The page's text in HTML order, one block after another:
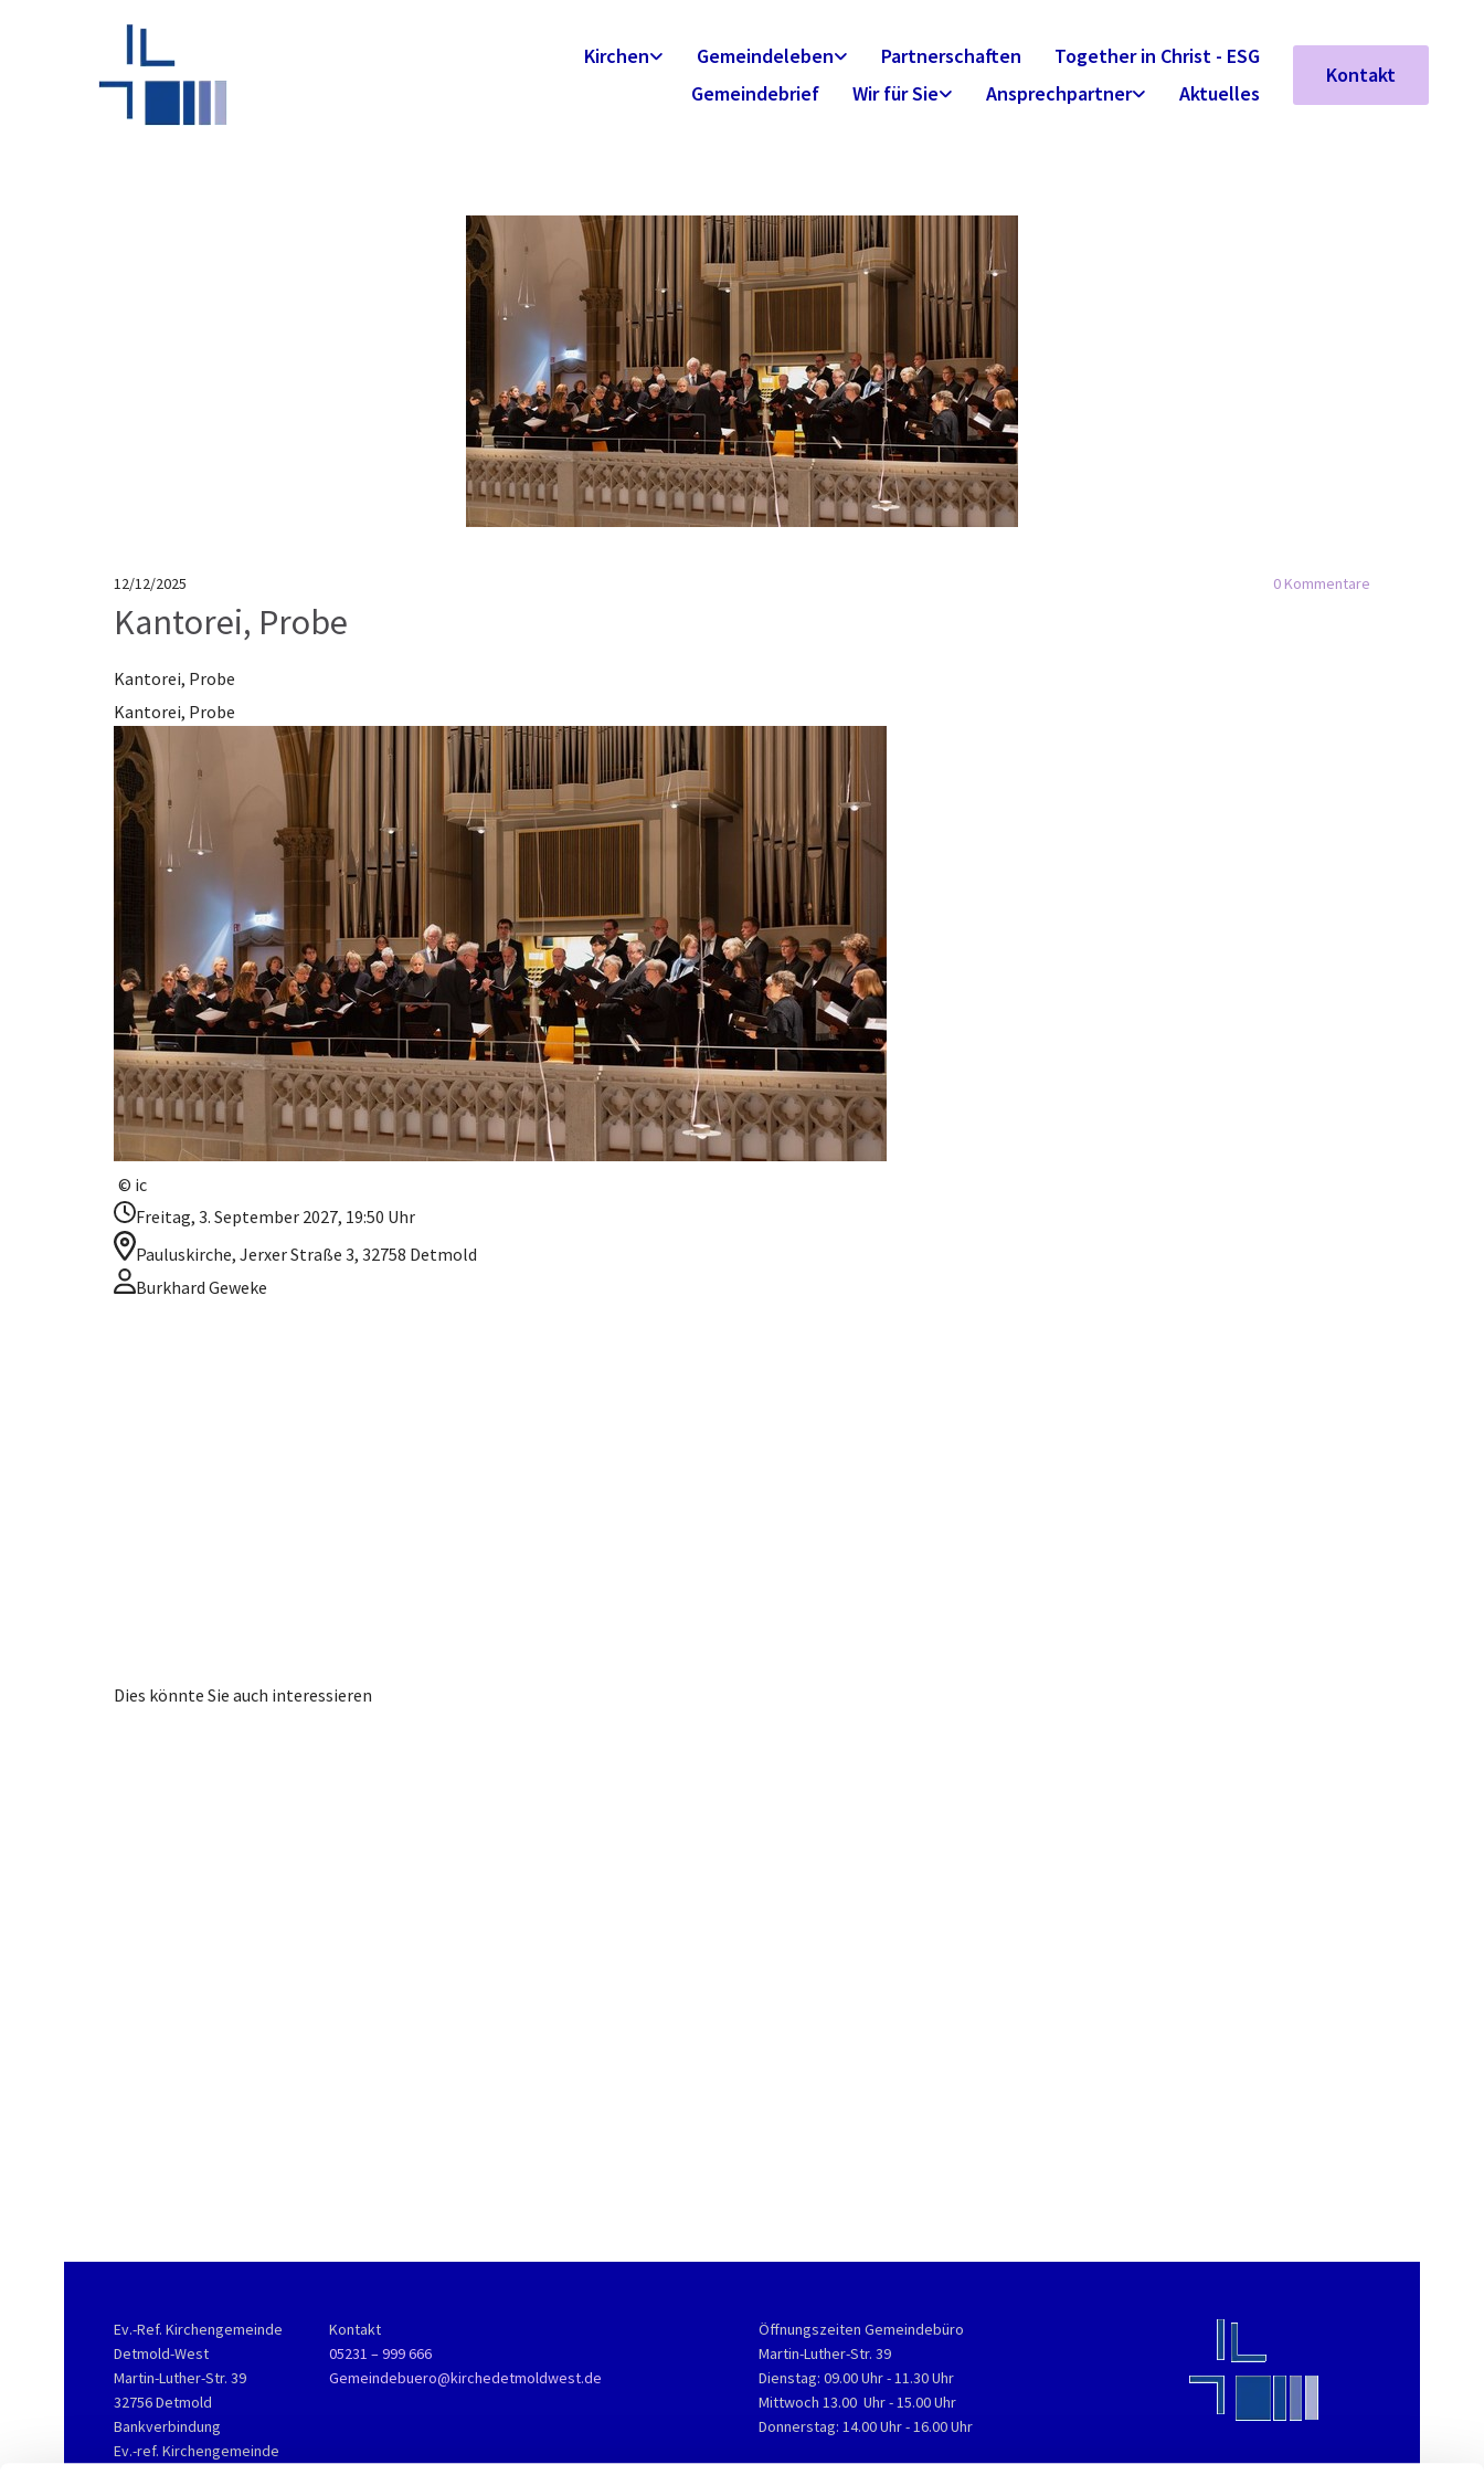
Kirchen Gemeindeleben Partnerschaften
Together in Christ - ESG
Gemeindebrief
Wir für Sie Ansprechpartner Aktuelles
Kontakt
12/12/2025 0 Kommentare
Kantorei, Probe
Kantorei, Probe
Kantorei, Probe
© ic
Freitag, 3. September 2027, 19:50 Uhr
Pauluskirche, Jerxer Straße 3, 32758 Detmold
Burkhard Geweke
Dies könnte Sie auch interessieren
Ev.-Ref. Kirchengemeinde
Detmold-West
Martin-Luther-Str. 39
32756 Detmold
Bankverbindung
Ev.-ref. Kirchengemeinde
Kontakt
05231 – 999 666
Gemeindebuero@kirchedetmoldwest.de
Öffnungszeiten Gemeindebüro
Martin-Luther-Str. 39
Dienstag: 09.00 Uhr - 11.30 Uhr
Mittwoch 13.00 Uhr - 15.00 Uhr
Donnerstag: 14.00 Uhr - 16.00 Uhr